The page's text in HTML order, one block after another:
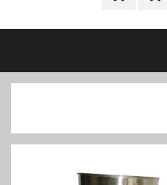
في
التي